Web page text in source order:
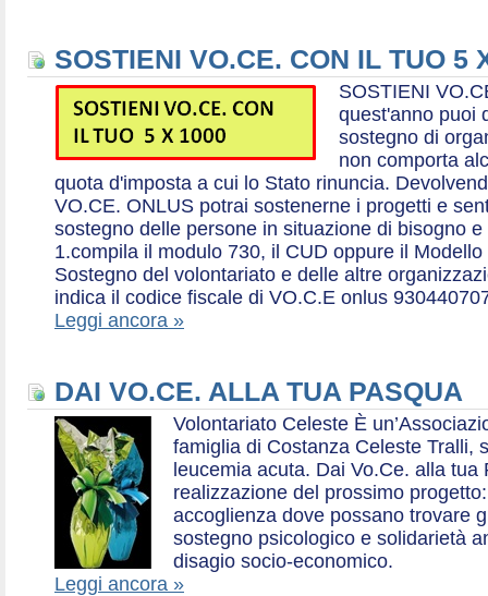
SOSTIENI VO.CE. CON IL TUO 5
SOSTIENI
quest'anno puoi
sostegno di
non comporta
quota d'imposta a cui lo Stato rinuncia.
VO.CE. ONLUS potrai sostenerne i progetti e
sostegno delle persone in situazione di bisogno
1.compila il modulo 730, il CUD oppure il
Sostegno del volontariato e delle altre
indica il codice fiscale di VO.C.E onlus
Leggi ancora »
DAI VO.CE. ALLA TUA PASQUA
Volontariato Celeste È
famiglia di Costanza Celeste Tralli,
leucemia acuta. Dai Vo.Ce. alla tua
realizzazione del prossimo
accoglienza dove possano trovare
sostegno psicologico e solidarietà
disagio socio-economico.
Leggi ancora »